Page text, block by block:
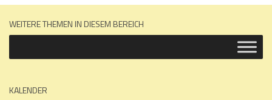
WEITERE THEMEN IN DIESEM BEREICH
KALENDER